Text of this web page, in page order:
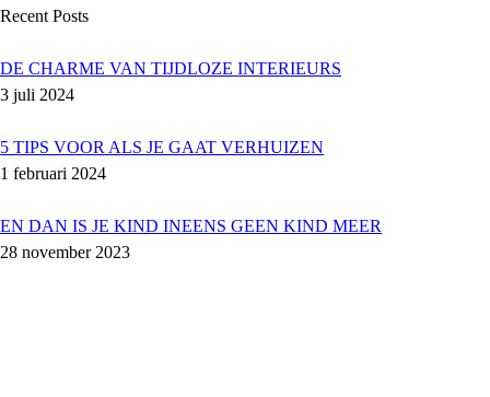
Recent Posts
DE CHARME VAN TIJDLOZE INTERIEURS
3 juli 2024
5 TIPS VOOR ALS JE GAAT VERHUIZEN
1 februari 2024
EN DAN IS JE KIND INEENS GEEN KIND MEER
28 november 2023